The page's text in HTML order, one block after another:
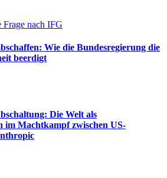
Wie die Bundesregierung die
beerdigt
Die Welt als
im Machtkampf zwischen US-